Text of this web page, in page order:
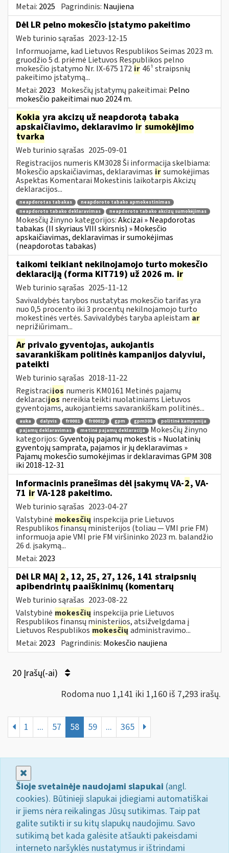
Metai: 2025 Pagrindinis: Naujiena
Dėl LR pelno mokesčio įstatymo pakeitimo
Web turinio sąrašas 2023-12-15
Informuojame, kad Lietuvos Respublikos Seimas 2023 m.
gruodžio 5 d. priėmė Lietuvos Respublikos pelno
mokesčio įstatymo Nr. IX-675 172 ir 46¹ straipsnių
pakeitimo įstatymą...
Metai: 2023 Mokesčių įstatymų pakeitimai: Pelno
mokesčio pakeitimai nuo 2024 m.
Kokia yra akcizų už neapdorotą tabaką
apskaičiavimo, deklaravimo ir sumokėjimo
tvarka
Web turinio sąrašas 2025-09-01
Registracijos numeris KM3028 Ši informacija skelbiama:
Mokesčio apskaičiavimas, deklaravimas irsumokėjimas
Aspektas Komentarai Mokestinis laikotarpis Akcizų
deklaracijos...
neapdorotas tabakas
neapdoroto tabako apmokestinimas
neapdoroto tabako deklaravimas
neapdoroto tabako akcizų sumokėjimas
Mokesčių žinyno kategorijos:Akcizai » Neapdorotas
tabakas (II skyriaus VIII skirsnis) » Mokesčio
apskaičiavimas, deklaravimas ir sumokėjimas
(neapdorotas tabakas)
taikomi teikiant nekilnojamojo turto mokesčio
deklaraciją (forma KIT719) už 2026 m. ir
Web turinio sąrašas 2025-11-12
Savivaldybės tarybos nustatytas mokesčio tarifas yra
nuo 0,5 procento iki 3 procentų nekilnojamojo turto
mokestinės vertės. Savivaldybės taryba apleistam ar
neprižiūrimam...
Ar privalo gyventojas, aukojantis
savarankiškam politinės kampanijos dalyviui,
pateikti
Web turinio sąrašas 2018-11-22
Registracijos numeris KM0161 Metinės pajamų
deklaracijosnereikia teikti nuolatiniams Lietuvos
gyventojams, aukojantiems savarankiškam politinės...
auka dalyvis fr0001 fr0001p gpm gpm308
politinė kampanija
pajamų deklaravimas
metinė pajamų deklaracija
Mokesčių žinyno
kategorijos:Gyventojų pajamų mokestis » Nuolatinių
gyventojų samprata, pajamos ir jų deklaravimas »
Pajamų mokesčio sumokėjimas ir deklaravimas GPM 308
iki 2018-12-31
Informacinis pranešimas dėl įsakymų VA-2, VA-
71 ir VA-128 pakeitimo.
Web turinio sąrašas 2023-04-27
Valstybinė mokesčių inspekcija prie Lietuvos
Respublikos finansų ministerijos (toliau ― VMI prie FM)
informuoja apie VMI prie FM viršininko 2023 m. balandžio
26 d. įsakymą...
Metai: 2023
Dėl LR MAĮ 2, 12, 25, 27, 126, 141 straipsnių
apibendrintų paaiškinimų (komentarų
Web turinio sąrašas 2023-08-22
Valstybinė mokesčių inspekcija prie Lietuvos
Respublikos finansų ministerijos, atsižvelgdama į
Lietuvos Respublikos mokesčių administravimo...
Metai: 2023 Pagrindinis: Mokesčio naujiena
20 Įrašų(-ai)
Rodoma nuo 1,141 iki 1,160 iš 7,293 irašų.
1 ... 57 58 59 ... 365
Šioje svetainėje naudojami slapukai (angl.
cookies). Būtinieji slapukai įdiegiami automatiškai
ir jiems nėra reikalingas Jūsų sutikimas. Taip pat
galite sutikti ir su kitų slapukų naudojimu. Savo
sutikimą bet kada galėsite atšaukti pakeisdami
interneto naršyklės nustatymus ir ištrindami